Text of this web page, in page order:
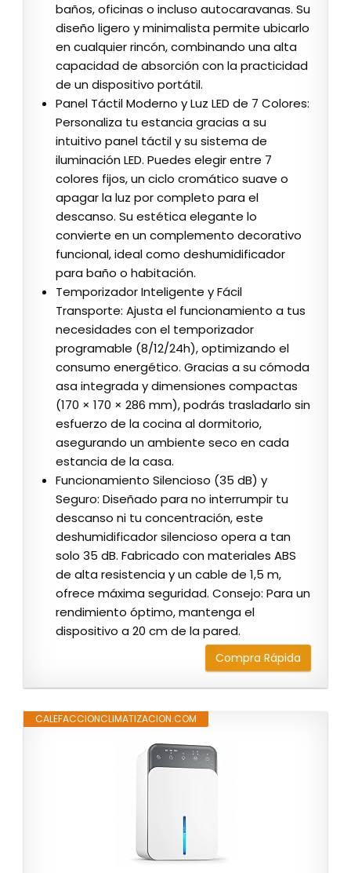
baños, oficinas o incluso autocaravanas. Su
diseño ligero y minimalista permite ubicarlo
en cualquier rincón, combinando una alta
capacidad de absorción con la practicidad
de un dispositivo portátil.
Panel Táctil Moderno y Luz LED de 7 Colores:
Personaliza tu estancia gracias a su
intuitivo panel táctil y su sistema de
iluminación LED. Puedes elegir entre 7
colores fijos, un ciclo cromático suave o
apagar la luz por completo para el
descanso. Su estética elegante lo
convierte en un complemento decorativo
funcional, ideal como deshumidificador
para baño o habitación.
Temporizador Inteligente y Fácil
Transporte: Ajusta el funcionamiento a tus
necesidades con el temporizador
programable (8/12/24h), optimizando el
consumo energético. Gracias a su cómoda
asa integrada y dimensiones compactas
(170 × 170 × 286 mm), podrás trasladarlo sin
esfuerzo de la cocina al dormitorio,
asegurando un ambiente seco en cada
estancia de la casa.
Funcionamiento Silencioso (35 dB) y
Seguro: Diseñado para no interrumpir tu
descanso ni tu concentración, este
deshumidificador silencioso opera a tan
solo 35 dB. Fabricado con materiales ABS
de alta resistencia y un cable de 1,5 m,
ofrece máxima seguridad. Consejo: Para un
rendimiento óptimo, mantenga el
dispositivo a 20 cm de la pared.
Compra Rápida
CALEFACCIONCLIMATIZACION.COM